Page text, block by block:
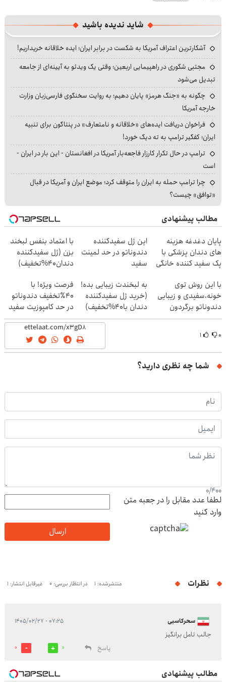
شاید ندیده باشید
آشکارترین اعتراف آمریکا به شکست در برابر ایران؛ ایده خلاقانه خریداریم!
مجتبی شکوری در راهپیمایی اربعین؛ وقتی یک ویدئو به آیینه‌ای از جامعه
تبدیل می‌شود
چگونه به «جنگ هرمز» پایان دهیم؛ به روایت سخنگوی فارسی‌زبان وزارت
خارجه آمریکا
فراخوان دریافت ایده‌های «خلاقانه و نامتعارف» در پنتاگون برای تنبیه
ایران؛ کفگیر ترامپ به ته دیگ خورد!
ترامپ در حال تکرار کارزار فاجعه‌بار آمریکا در افغانستان - این بار در ایران -
است
چرا ترامپ حمله به ایران را متوقف کرد؛ موضع ایران و آمریکا در قبال
«توافق» چیست؟
مطالب پیشنهادی
پایان دغدغه هزینه
های دندان پزشکی با
پک سفید کننده خانگی
این ژل سفیدکننده
دندوناتو در حد لمینت
سفید
با اعتماد بنفس لبخند
بزن (ژل سفیدکننده
دندان40%تخفیف)
با این روش توی
خونه،سفیدی و زیبایی
دندوناتو برگردون
(40%off)
به لبخندت زیبایی بده!
(خرید ژل سفیدکننده
دندان با40%تخفیف)
فرصت ویژه! با
40٪تخفیف دندوناتو
در حد کامپوزیت سفید
کن
۰ ۱
شما چه نظری دارید؟
0/400
لطفا عدد مقابل را در جعبه متن
وارد کنید
ارسال
نظرات منتشرشده: 1 در انتظار بررسی: 0 غیرقابل انتشار: 1
سحرکاسبی ۰۷:۲۵ - ۱۴۰۵/۰۲/۲۷
جالب تامل برانگیز
پاسخ
0
0
مطالب پیشنهادی